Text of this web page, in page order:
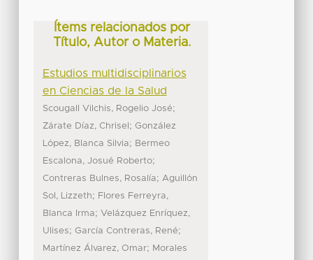
Ítems relacionados por
Título, Autor o Materia.
Estudios multidisciplinarios
en Ciencias de la Salud
Scougall Vilchis, Rogelio José;
Zárate Díaz, Chrisel ; González
López, Blanca Silvia; Bermeo
Escalona, Josué Roberto;
Contreras Bulnes, Rosalía; Aguillón
Sol, Lizzeth; Flores Ferreyra,
Blanca Irma; Velázquez Enríquez,
Ulises; García Contreras, René;
Martínez Álvarez, Omar; Morales